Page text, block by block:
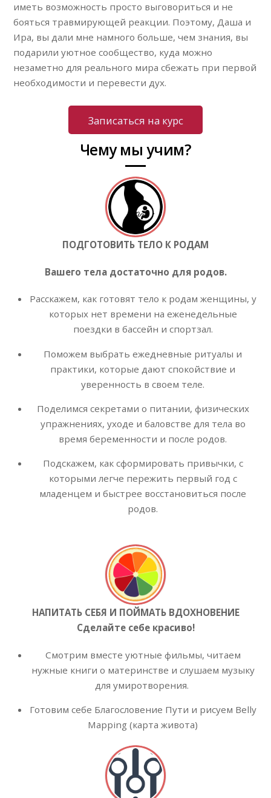
иметь возможность просто выговориться и не
бояться травмирующей реакции. Поэтому, Даша и
Ира, вы дали мне намного больше, чем знания, вы
подарили уютное сообщество, куда можно
незаметно для реального мира сбежать при первой
необходимости и перевести дух.
Записаться на курс
Чему мы учим?
ПОДГОТОВИТЬ ТЕЛО К РОДАМ
Вашего тела достаточно для родов.
Расскажем, как готовят тело к родам женщины, у
которых нет времени на еженедельные
поездки в бассейн и спортзал.
Поможем выбрать ежедневные ритуалы и
практики, которые дают спокойствие и
уверенность в своем теле.
Поделимся секретами о питании, физических
упражнениях, уходе и баловстве для тела во
время беременности и после родов.
Подскажем, как сформировать привычки, с
которыми легче пережить первый год с
младенцем и быстрее восстановиться после
родов.
НАПИТАТЬ СЕБЯ И ПОЙМАТЬ ВДОХНОВЕНИЕ
Сделайте себе красиво!
Смотрим вместе уютные фильмы, читаем
нужные книги о материнстве и слушаем музыку
для умиротворения.
Готовим себе Благословение Пути и рисуем Belly
Mapping (карта живота)